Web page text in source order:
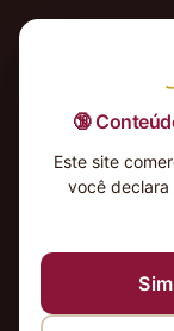
🔞
Este site
você declara